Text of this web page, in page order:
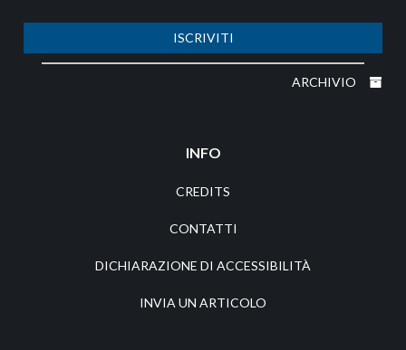
ISCRIVITI
ARCHIVIO
INFO
CREDITS
CONTATTI
DICHIARAZIONE DI ACCESSIBILITÀ
INVIA UN ARTICOLO